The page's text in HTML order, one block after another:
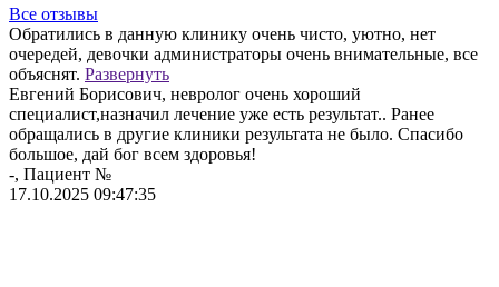
Все отзывы
Обратились в данную клинику очень чисто, уютно, нет
очередей, девочки администраторы очень внимательные, все
объяснят. Развернуть
Евгений Борисович, невролог очень хороший
специалист,назначил лечение уже есть результат.. Ранее
обращались в другие клиники результата не было. Спасибо
большое, дай бог всем здоровья!
-, Пациент №
17.10.2025 09:47:35